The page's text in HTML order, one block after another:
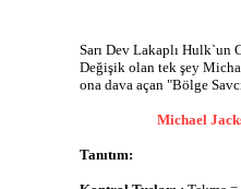
Sarı Dev Lakaplı Hulk`un
Değişik olan tek şey
ona dava açan "Bölge
Michael
Tanıtım: